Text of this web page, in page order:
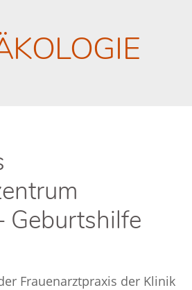
Geburtshilfe
Frauenarztpraxis der Klinik